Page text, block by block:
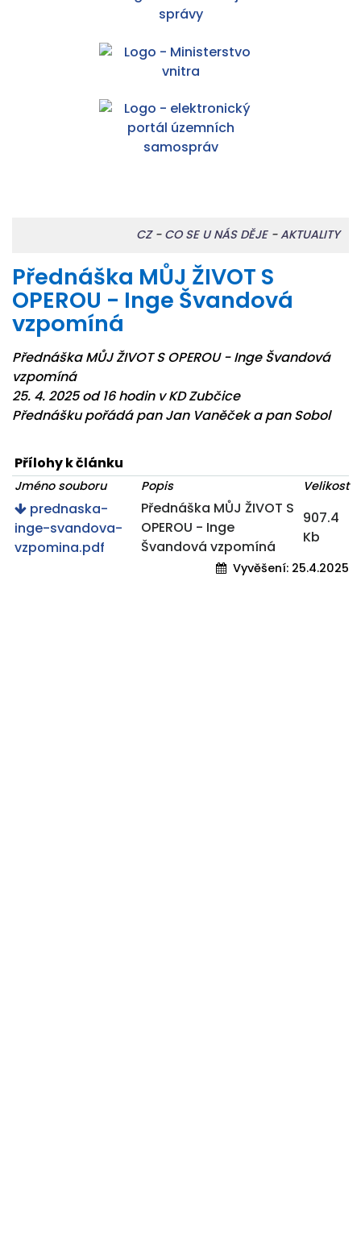
CZ- CO SE U NÁS DĚJE-AKTUALITY
Přednáška MŮJ ŽIVOT S
OPEROU - Inge Švandová
vzpomíná
Přednáška MŮJ ŽIVOT S OPEROU - Inge Švandová
vzpomíná
25. 4. 2025 od 16 hodin v KD Zubčice
Přednášku pořádá pan Jan Vaněček a pan Sobol
Přílohy k článku
Jméno souboru Popis Velikost
prednaska-
inge-svandova-
vzpomina.pdf
Přednáška MŮJ ŽIVOT S
OPEROU - Inge
Švandová vzpomíná
907.4
Kb
Vyvěšení: 25.4.2025